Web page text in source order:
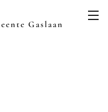
Gaslaan